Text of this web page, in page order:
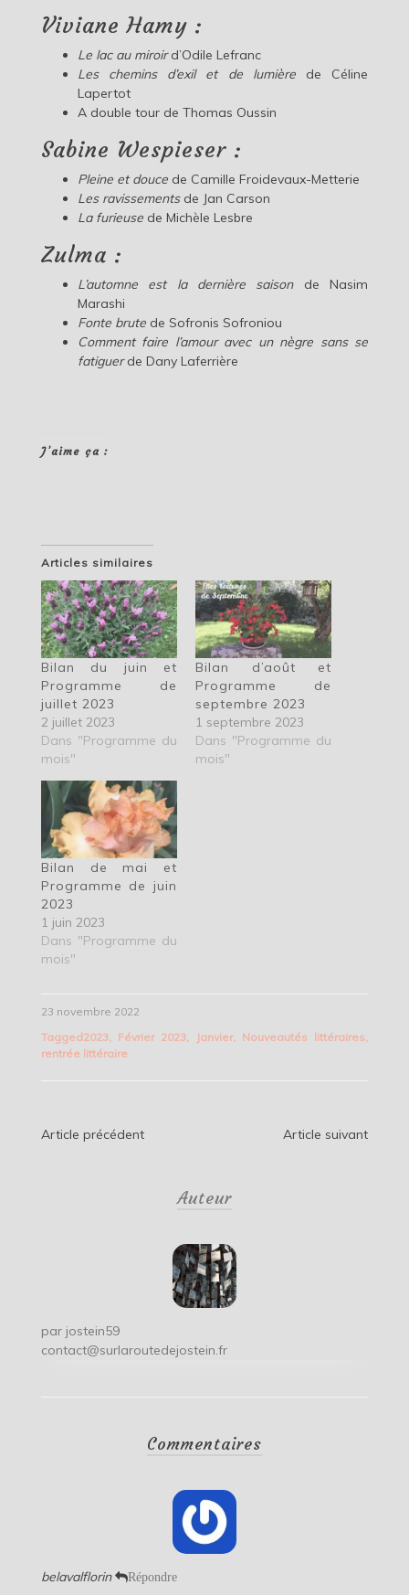
Viviane Hamy :
Le lac au miroird’Odile Lefranc
Les chemins d’exil et de lumièrede Céline
Lapertot
A double tour de Thomas Oussin
Sabine Wespieser :
Pleine et doucede Camille Froidevaux-Metterie
Les ravissementsde Jan Carson
La furieusede Michèle Lesbre
Zulma :
L’automne est la dernière saisonde Nasim
Marashi
Fonte brutede Sofronis Sofroniou
Comment faire l’amour avec un nègre sans se
fatiguerde Dany Laferrière
J’aime ça :
Articles similaires
Bilan du juin et
Programme de
juillet 2023
2 juillet 2023
Dans "Programme du
mois"
Bilan d’août et
Programme de
septembre 2023
1 septembre 2023
Dans "Programme du
mois"
Bilan de mai et
Programme de juin
2023
1 juin 2023
Dans "Programme du
mois"
23 novembre 2022
Tagged2023, Février 2023, Janvier, Nouveautés littéraires,
rentrée littéraire
Navigation
Article précédent Article suivant
Auteur
par jostein59
contact@surlaroutedejostein.fr
Commentaires
belavalflorin Répondre